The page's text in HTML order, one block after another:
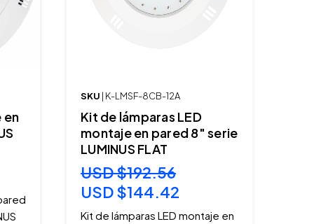
en
SKU | K-LMSF-8CB-12A
Kit de lámparas LED
montaje en pared 8" serie
LUMINUS FLAT
USD $192.56
USD $144.42
Kit de lámparas LED montaje en